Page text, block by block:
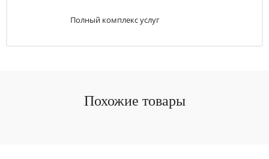
Полный комплекс услуг
Похожие товары